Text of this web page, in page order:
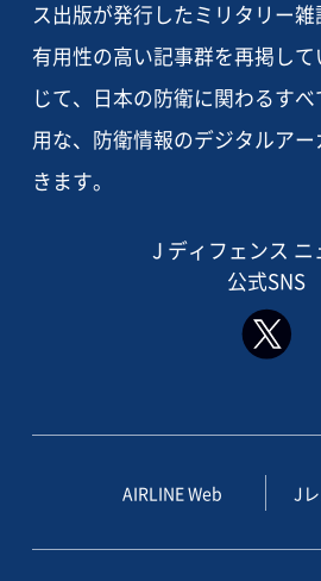
ス出版が発行したミリタリー雑
有用性の高い記事群を再掲し
じて、日本の防衛に関わるす
用な、防衛情報のデジタルア
きます。
J ディフェンス ニ
公式SNS
AIRLINE Web J